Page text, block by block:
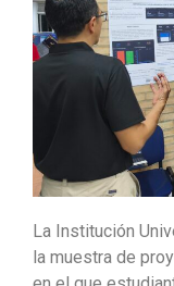
La Institución
la muestra de